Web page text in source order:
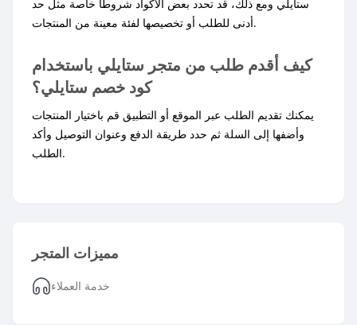
ستايلي ومع ذلك، قد تحدد بعض الأكواد شروطًا خاصة مثل حد
أدنى للطلب أو تخصيصها لفئة معينة من المنتجات.
كيف أقدم طلب من متجر ستايلي باستخدام
كود خصم ستايلي؟
يمكنك تقديم الطلب عبر الموقع أو التطبيق قم باختيار المنتجات
وأضفها إلى السلة ثم حدد طريقة الدفع وعنوان التوصيل وأكد
الطلب.
مميزات المتجر
خدمة العملاء